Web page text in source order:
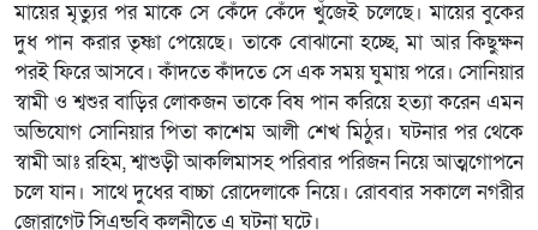
মায়ের মৃত্যুর পর মাকে সে কেঁদে কেঁদে খুঁজেই চলেছে। মায়ের বুকের
দুধ পান করার তৃষ্ণা পেয়েছে। তাকে বোঝানো হচ্ছে, মা আর কিছুক্ষন
পরই ফিরে আসবে। কাঁদতে কাঁদতে সে এক সময় ঘুমায় পরে। সোনিয়ার
স্বামী ও শ্বশুর বাড়ির লোকজন তাকে বিষ পান করিয়ে হত্যা করেন এমন
অভিযোগ সোনিয়ার পিতা কাশেম আলী শেখ মিঠুর। ঘটনার পর থেকে
স্বামী আঃ রহিম, শ্বাশুড়ী আকলিমাসহ পরিবার পরিজন নিয়ে আত্মগোপনে
চলে যান। সাথে দুধের বাচ্চা রোদেলাকে নিয়ে। রোববার সকালে নগরীর
জোরাগেট সিএন্ডবি কলনীতে এ ঘটনা ঘটে।